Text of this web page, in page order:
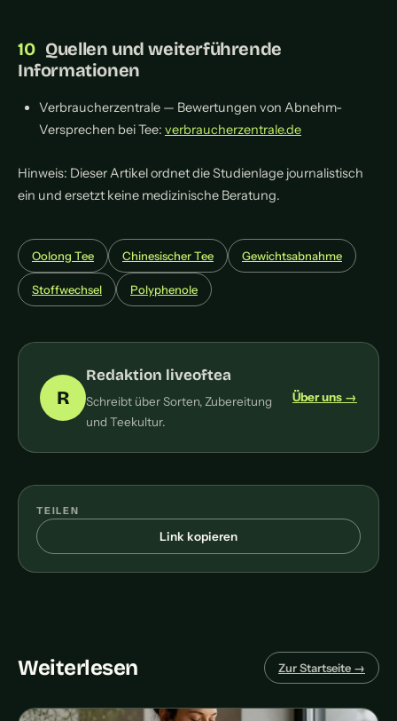
Quellen und weiterführende
Informationen
Verbraucherzentrale — Bewertungen von Abnehm-
Versprechen bei Tee: verbraucherzentrale.de
Hinweis: Dieser Artikel ordnet die Studienlage journalistisch
ein und ersetzt keine medizinische Beratung.
Oolong Tee Chinesischer Tee Gewichtsabnahme
Stoffwechsel Polyphenole
R
Redaktion liveoftea
Schreibt über Sorten, Zubereitung
und Teekultur.
Über uns →
TEILEN
Link kopieren
Weiterlesen Zur Startseite →